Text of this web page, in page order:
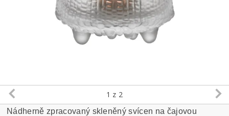
1 z 2
Nádherně zpracovaný skleněný svícen na čajovou